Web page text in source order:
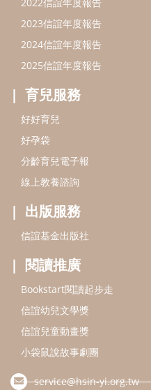
2022信誼年度報告
2023信誼年度報告
2024信誼年度報告
2025信誼年度報告
育兒服務
好好育兒
好孕袋
分齡育兒電子報
線上教養諮詢
出版服務
信誼基金出版社
閱讀推廣
Bookstart閱讀起步走
信誼幼兒文學獎
信誼兒童動畫獎
小袋鼠說故事劇團
service@hsin-yi.org.tw